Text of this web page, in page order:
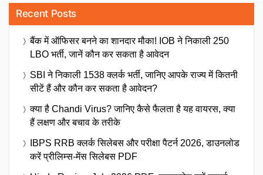
Recent Posts
बैंक में ऑफिसर बनने का शानदार मौका! IOB ने निकाली 250
LBO भर्ती, जानें कौन कर सकता है आवेदन
SBI ने निकाली 1538 क्लर्क भर्ती, जानिए आपके राज्य में कितनी
सीटें हैं और कौन कर सकता है आवेदन?
क्या है Chandi Virus? जानिए कैसे फैलता है यह वायरस, क्या
हैं लक्षण और बचाव के तरीके
IBPS RRB क्लर्क सिलेबस और परीक्षा पैटर्न 2026, डाउनलोड
करें प्रीलिम्स-मेंस सिलेबस PDF